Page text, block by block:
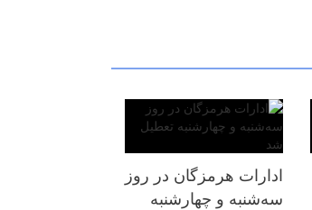
ادارات هرمزگان در روز
سه‌شنبه و چهارشنبه